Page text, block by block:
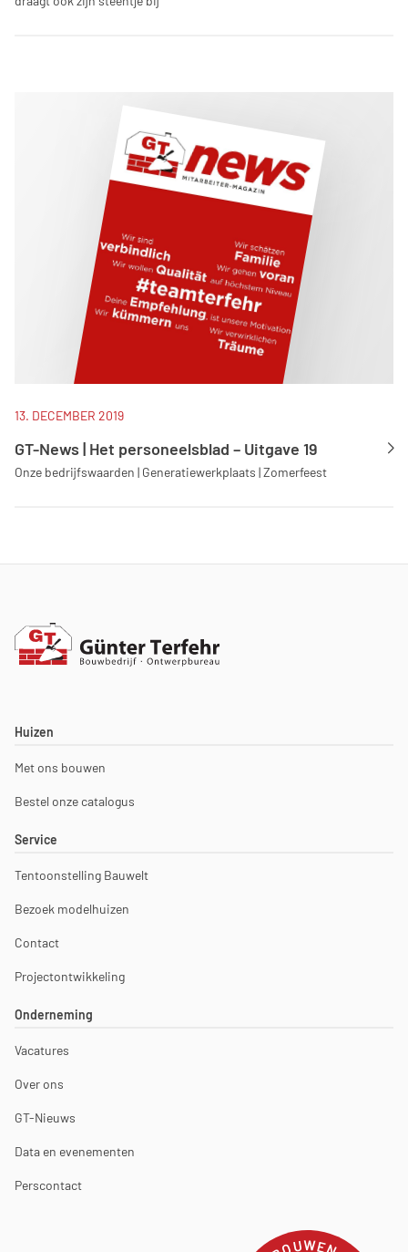
13. DECEMBER 2019
GT-News | Het personeelsblad – Uitgave 19
Onze bedrijfswaarden | Generatiewerkplaats | Zomerfeest
Huizen
Met ons bouwen
Bestel onze catalogus
Service
Tentoonstelling Bauwelt
Bezoek modelhuizen
Contact
Projectontwikkeling
Onderneming
Vacatures
Over ons
GT-Nieuws
Data en evenementen
Perscontact